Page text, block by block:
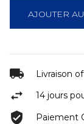
AJOUTER
Livraison
14 jours
Paiement